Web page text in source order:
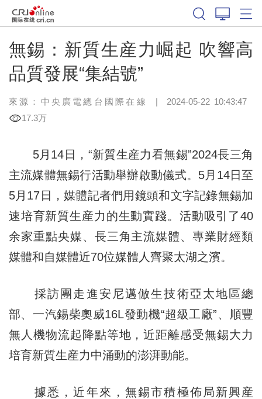
無錫：新質生産力崛起 吹響高
品質發展“集結號”
來源：中央廣電總台國際在線 | 2024-05-22 10:43:47
17.3万
5月14日，“新質生産力看無錫”2024長三角
主流媒體無錫行活動舉辦啟動儀式。5月14日至
5月17日，媒體記者們用鏡頭和文字記錄無錫加
速培育新質生産力的生動實踐。活動吸引了40
余家重點央媒、長三角主流媒體、專業財經類
媒體和自媒體近70位媒體人齊聚太湖之濱。
採訪團走進安尼邁倣生技術亞太地區總
部、一汽錫柴奧威16L發動機“超級工廠”、順豐
無人機物流起降點等地，近距離感受無錫大力
培育新質生産力中涌動的澎湃動能。
據悉，近年來，無錫市積極佈局新興産